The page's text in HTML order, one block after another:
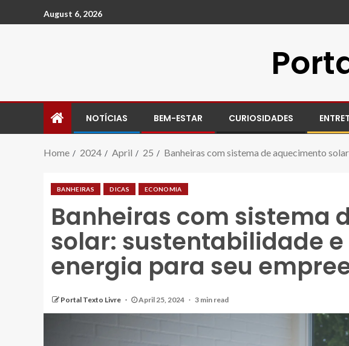
August 6, 2026
NOTÍCIAS BEM-ESTAR CURIOSIDADES
Home 2024 April 25 Banheiras com sistema de aquecimento
BANHEIRAS DICAS ECONOMIA
Banheiras com sistema
solar: sustentabilidade
energia para seu
Portal Texto Livre April 25, 2024 3 min read